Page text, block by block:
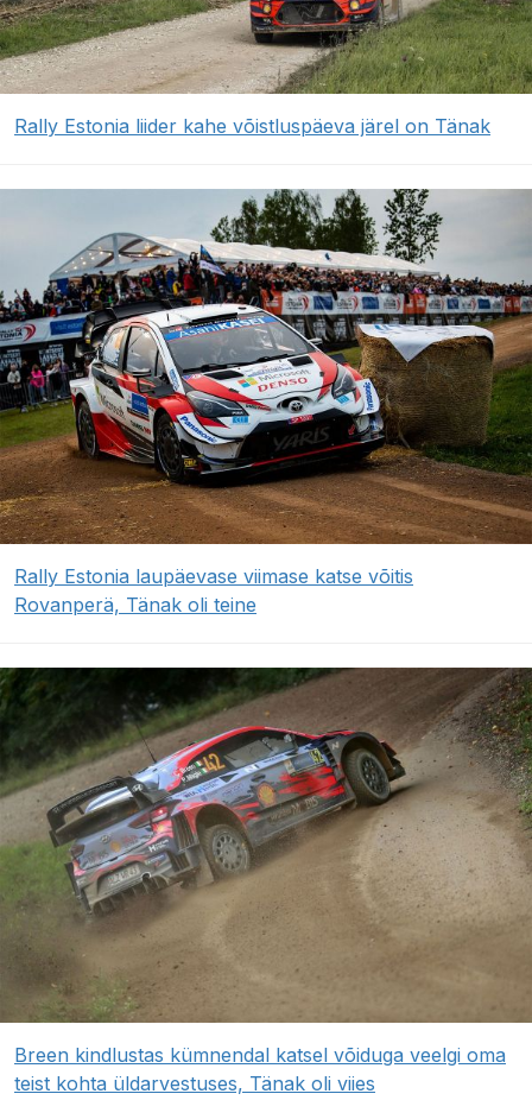
Rally Estonia liider kahe võistluspäeva järel on Tänak
Rally Estonia laupäevase viimase katse võitis
Rovanperä, Tänak oli teine
Breen kindlustas kümnendal katsel võiduga veelgi oma
teist kohta üldarvestuses, Tänak oli viies